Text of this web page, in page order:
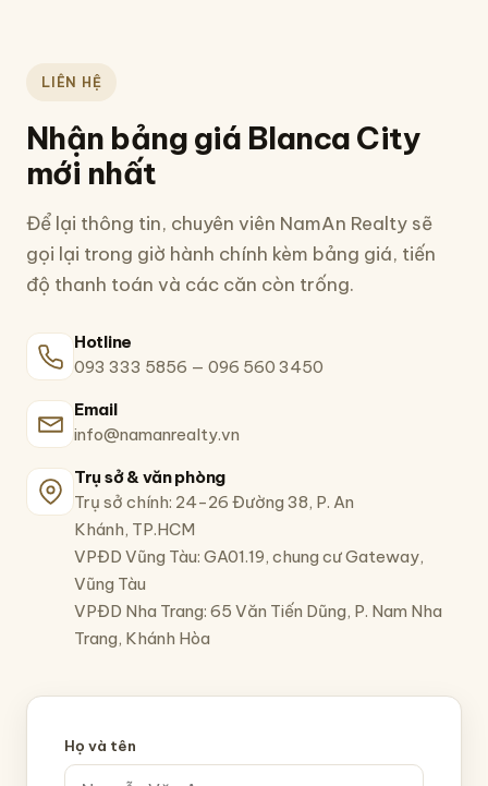
LIÊN HỆ
Nhận bảng giá Blanca City
mới nhất
Để lại thông tin, chuyên viên NamAn Realty sẽ
gọi lại trong giờ hành chính kèm bảng giá, tiến
độ thanh toán và các căn còn trống.
Hotline
093 333 5856 — 096 560 3450
Email
info@namanrealty.vn
Trụ sở & văn phòng
Trụ sở chính: 24-26 Đường 38, P. An
Khánh, TP.HCM
VPĐD Vũng Tàu: GA01.19, chung cư Gateway,
Vũng Tàu
VPĐD Nha Trang: 65 Văn Tiến Dũng, P. Nam Nha
Trang, Khánh Hòa
Họ và tên